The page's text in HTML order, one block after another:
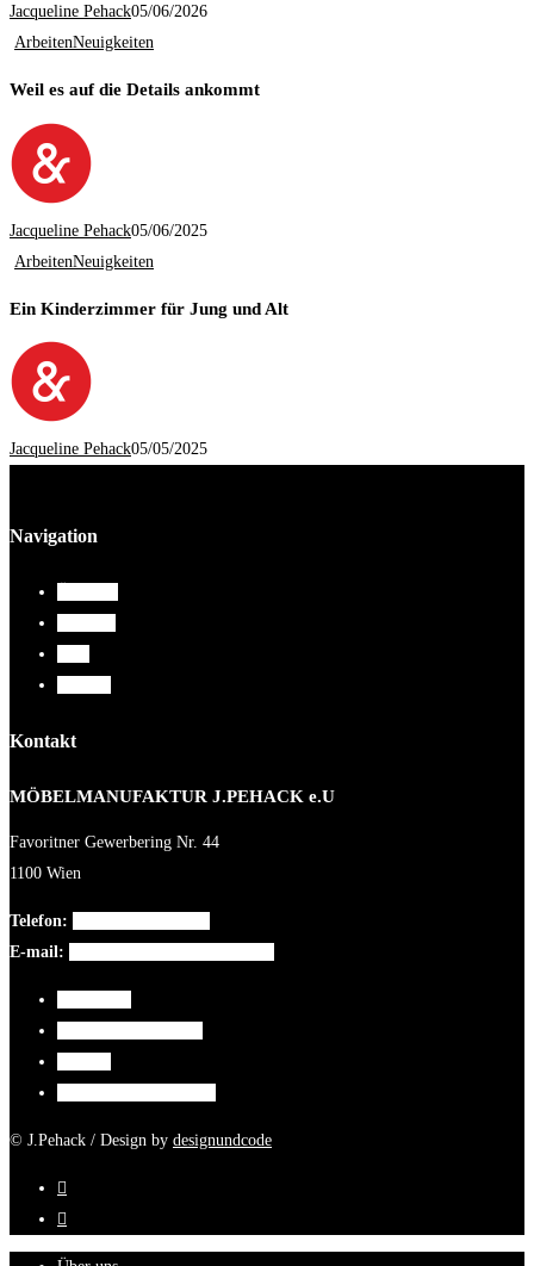
Jacqueline Pehack05/06/2026
ArbeitenNeuigkeiten
Weil es auf die Details ankommt
Jacqueline Pehack05/06/2025
ArbeitenNeuigkeiten
Ein Kinderzimmer für Jung und Alt
Jacqueline Pehack05/05/2025
Navigation
Kontakt
MÖBELMANUFAKTUR J.PEHACK e.U
Favoritner Gewerbering Nr. 44
1100 Wien
Telefon:
E-mail:
© J.Pehack / Design by designundcode